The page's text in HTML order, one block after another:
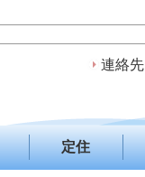
連絡先
定住